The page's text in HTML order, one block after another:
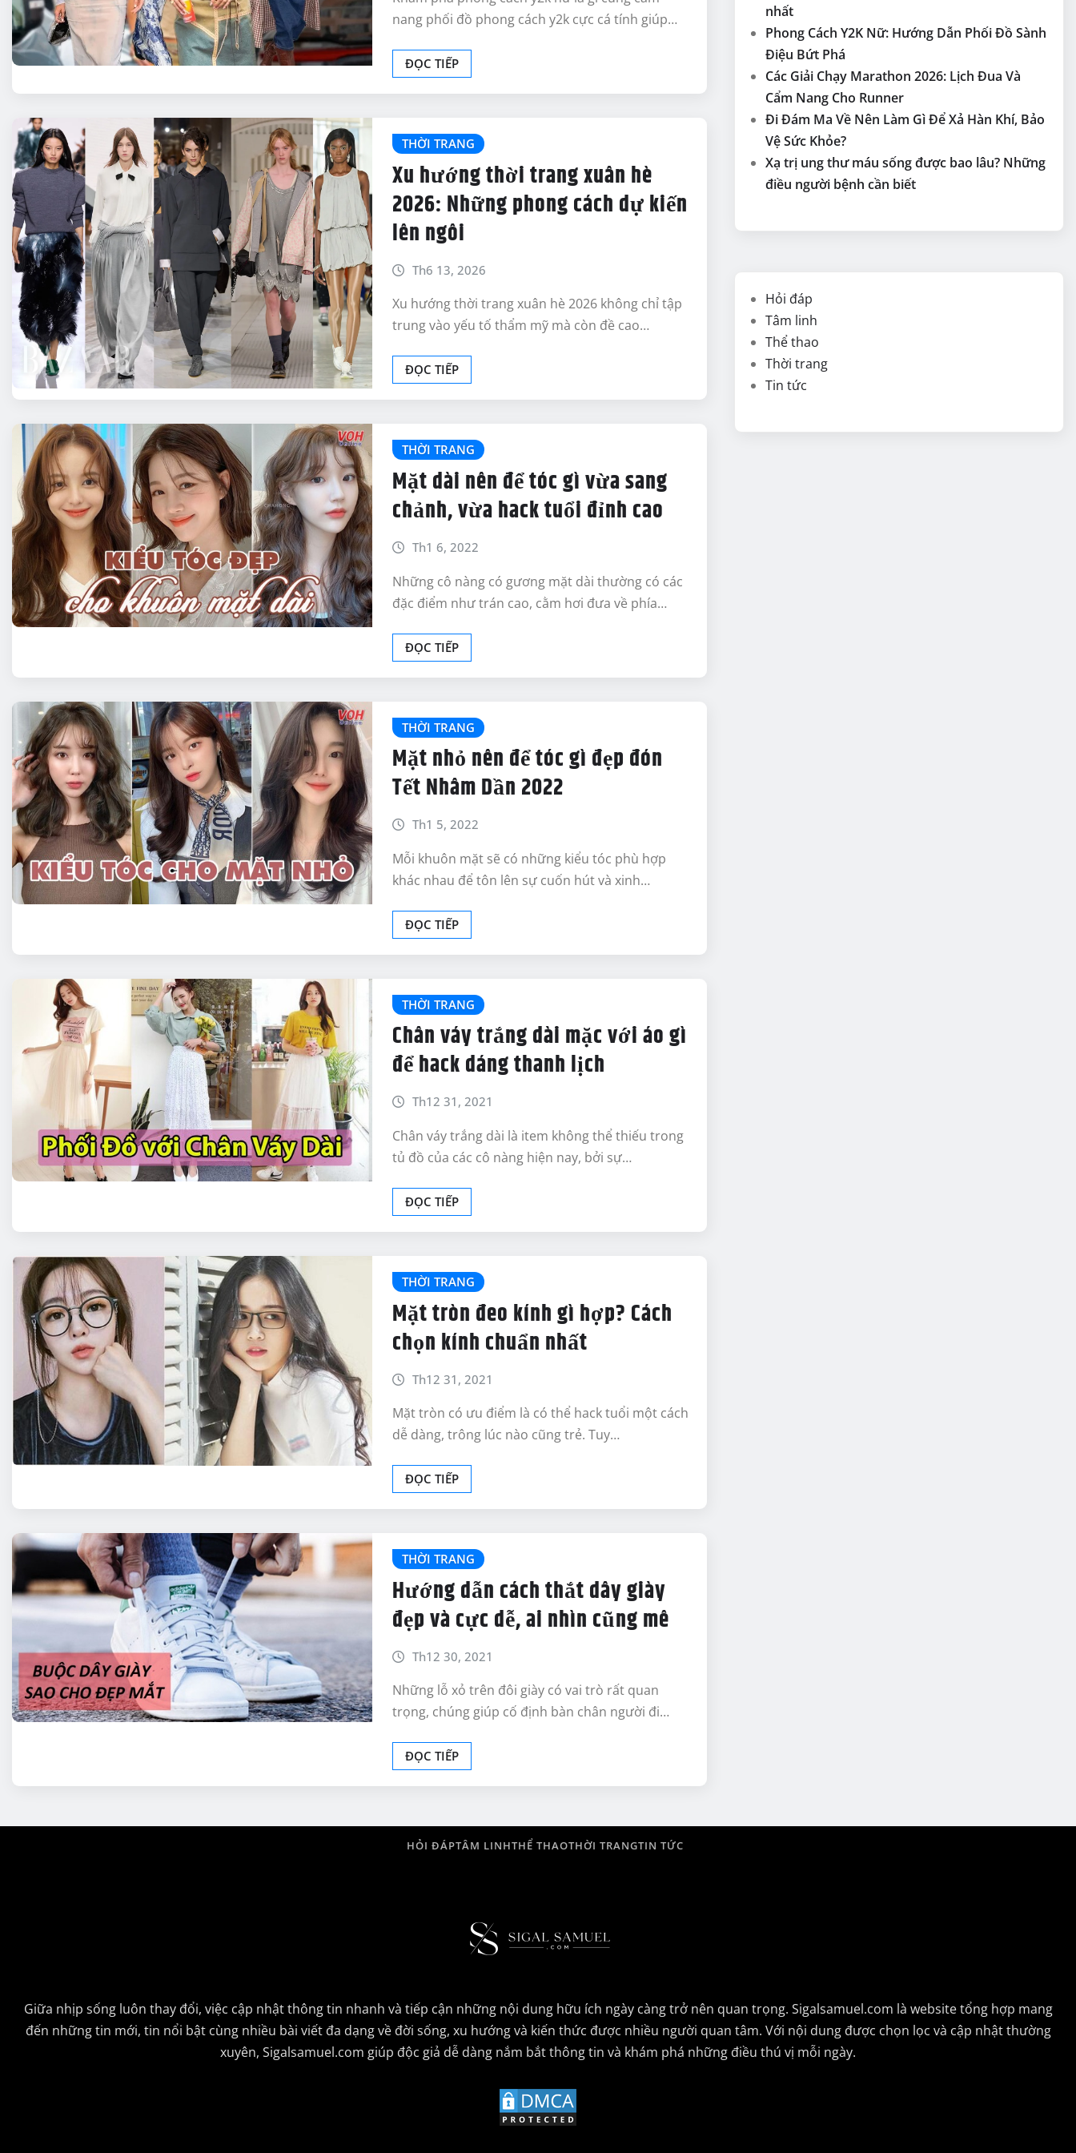
nang phối đồ phong cách y2k cực cá tính giúp…
ĐỌC TIẾP
THỜI TRANG
Xu hướng thời trang xuân hè
2026: Những phong cách dự kiến
lên ngôi
Th6 13, 2026
Xu hướng thời trang xuân hè 2026 không chỉ tập
trung vào yếu tố thẩm mỹ mà còn đề cao…
ĐỌC TIẾP
THỜI TRANG
Mặt dài nên để tóc gì vừa sang
chảnh, vừa hack tuổi đỉnh cao
Th1 6, 2022
Những cô nàng có gương mặt dài thường có các
đặc điểm như trán cao, cằm hơi đưa về phía…
ĐỌC TIẾP
THỜI TRANG
Mặt nhỏ nên để tóc gì đẹp đón
Tết Nhâm Dần 2022
Th1 5, 2022
Mỗi khuôn mặt sẽ có những kiểu tóc phù hợp
khác nhau để tôn lên sự cuốn hút và xinh…
ĐỌC TIẾP
THỜI TRANG
Chân váy trắng dài mặc với áo gì
để hack dáng thanh lịch
Th12 31, 2021
Chân váy trắng dài là item không thể thiếu trong
tủ đồ của các cô nàng hiện nay, bởi sự…
ĐỌC TIẾP
THỜI TRANG
Mặt tròn đeo kính gì hợp? Cách
chọn kính chuẩn nhất
Th12 31, 2021
Mặt tròn có ưu điểm là có thể hack tuổi một cách
dễ dàng, trông lúc nào cũng trẻ. Tuy…
ĐỌC TIẾP
THỜI TRANG
Hướng dẫn cách thắt dây giày
đẹp và cực dễ, ai nhìn cũng mê
Th12 30, 2021
Những lỗ xỏ trên đôi giày có vai trò rất quan
trọng, chúng giúp cố định bàn chân người đi…
ĐỌC TIẾP
nhất
Phong Cách Y2K Nữ: Hướng Dẫn Phối Đồ Sành
Điệu Bứt Phá
Các Giải Chạy Marathon 2026: Lịch Đua Và
Cẩm Nang Cho Runner
Đi Đám Ma Về Nên Làm Gì Để Xả Hàn Khí, Bảo
Vệ Sức Khỏe?
Xạ trị ung thư máu sống được bao lâu? Những
điều người bệnh cần biết
Hỏi đáp
Tâm linh
Thể thao
Thời trang
Tin tức
HỎI ĐÁPTÂM LINHTHỂ THAOTHỜI TRANGTIN TỨC
Giữa nhịp sống luôn thay đổi, việc cập nhật thông tin nhanh và tiếp cận những nội dung hữu ích ngày càng trở nên quan trọng. Sigalsamuel.com là website tổng hợp mang
đến những tin mới, tin nổi bật cùng nhiều bài viết đa dạng về đời sống, xu hướng và kiến thức được nhiều người quan tâm. Với nội dung được chọn lọc và cập nhật thường
xuyên, Sigalsamuel.com giúp độc giả dễ dàng nắm bắt thông tin và khám phá những điều thú vị mỗi ngày.